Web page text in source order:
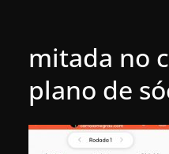
mitada no
plano de